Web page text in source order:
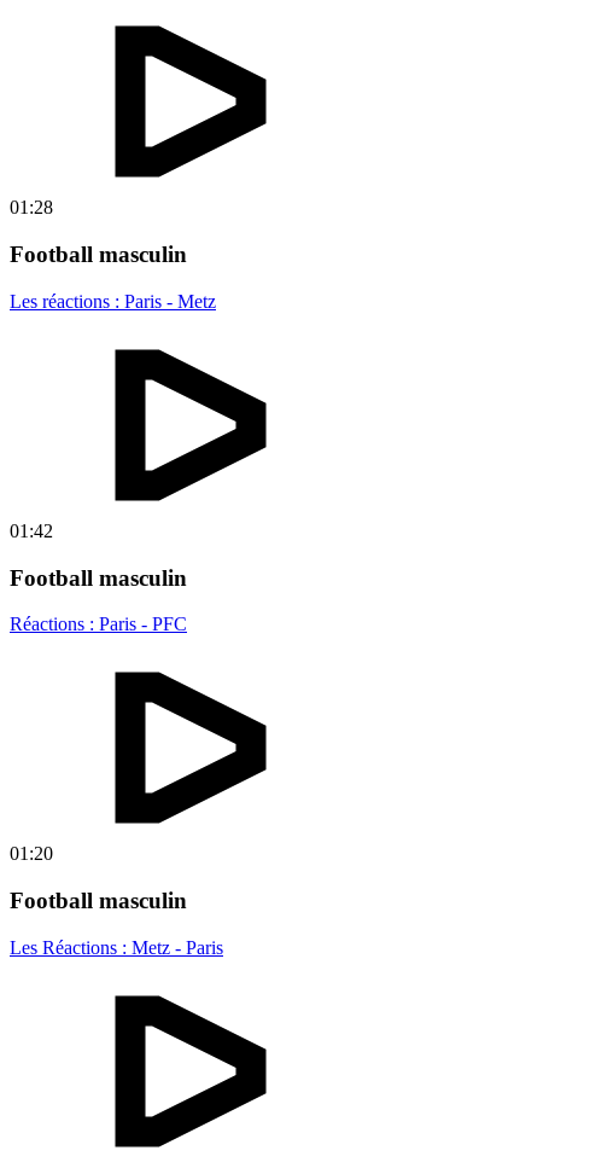
01:28
Football masculin
Les réactions : Paris - Metz
01:42
Football masculin
Réactions : Paris - PFC
01:20
Football masculin
Les Réactions : Metz - Paris